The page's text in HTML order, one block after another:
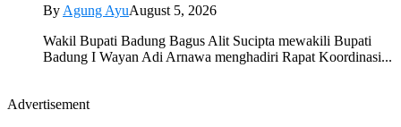
By Agung AyuAugust 5, 2026
Wakil Bupati Badung Bagus Alit Sucipta mewakili Bupati
Badung I Wayan Adi Arnawa menghadiri Rapat Koordinasi...
Advertisement